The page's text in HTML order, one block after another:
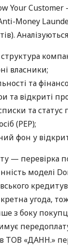
Your
Money
власники;
та
та відкриті
та статус
(PEP);
фон у
— перевірка
моделі
угода,
з боку
ТОВ «ДАНН.»